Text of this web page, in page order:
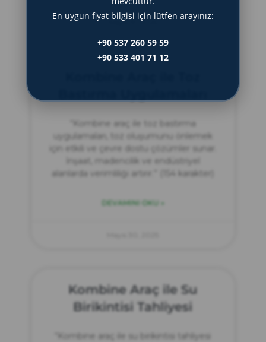
Mayıs 31, 2025
“Kombine araç ile toz bastırma
uygulamaları, toz oluşumunu önlemek
için etkili ve çevre dostu çözümler sunar.
İnşaat, madencilik ve endüstriyel
alanlarda verimliliği artırır.” (154 karakter)
DEVAMINI OKU »
Kombine Araç ile Su
Birikintisi Tahliyesi
“Kombine araç ile su birikintisi tahliyesi
En uygun fiyat bilgisi için lütfen arayınız:
+90 537 260 59 59
+90 533 401 71 12